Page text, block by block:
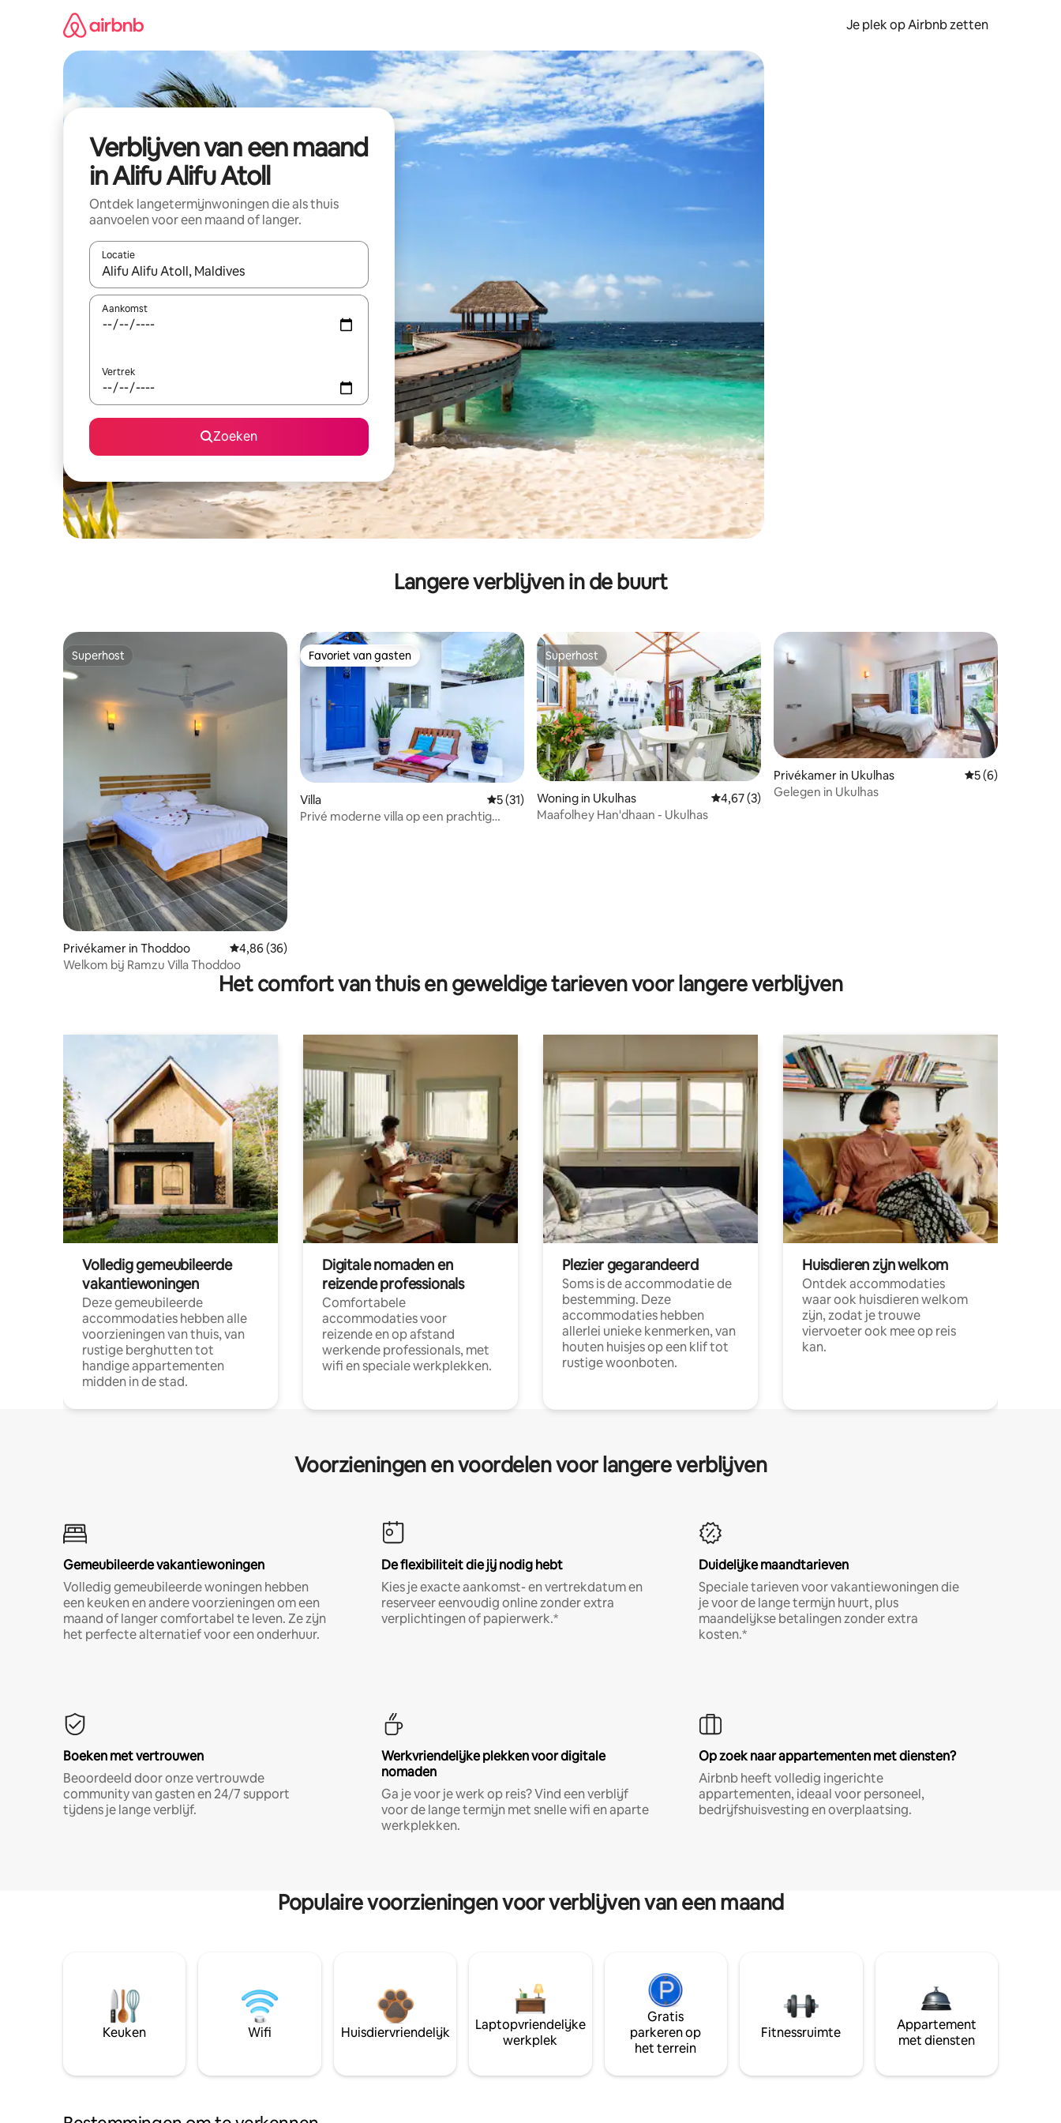
Je plek op Airbnb zetten
Verblijven van een maand
in Alifu Alifu Atoll
Ontdek langetermijnwoningen die als thuis
aanvoelen voor een maand of langer.
Locatie
Wanneer er resultaten beschikbaar zijn, maak je een keuze met je de pijltjestoetsen omhoog en omlaag, óf door te tikken of swipen.
Aankomst
Vertrek
Zoeken
Langere verblijven in de buurt
Superhost
Superhost
Privékamer in Thoddoo Gemiddelde beoordeling van 4,86 op 5, 36 recensies
4,86 (36)
Welkom bij Ramzu Villa Thoddoo
Favoriet van gasten
Favoriet van gasten
Villa Gemiddelde beoordeling van 5 op 5, 31 recensies
5 (31)
Privé moderne villa op een prachtig
Superhost
Superhost
Woning in Ukulhas Gemiddelde beoordeling van 4,67 op 5, 3 recensies
4,67 (3)
Maafolhey Han'dhaan - Ukulhas
Privékamer in Ukulhas Gemiddelde
5 (6)
Gelegen in Ukulhas
Het comfort van thuis en geweldige tarieven voor langere verblijven
Volledig gemeubileerde
vakantiewoningen
Deze gemeubileerde
accommodaties hebben alle
voorzieningen van thuis, van
rustige berghutten tot
handige appartementen
midden in de stad.
Digitale nomaden en
reizende professionals
Comfortabele
accommodaties voor
reizende en op afstand
werkende professionals, met
wifi en speciale werkplekken.
Plezier gegarandeerd
Soms is de accommodatie de
bestemming. Deze
accommodaties hebben
allerlei unieke kenmerken, van
houten huisjes op een klif tot
rustige woonboten.
Huisdieren zijn welkom
Ontdek accommodaties
waar ook huisdieren welkom
zijn, zodat je trouwe
viervoeter ook mee op reis
kan.
Voorzieningen en voordelen voor langere verblijven
Gemeubileerde vakantiewoningen
Volledig gemeubileerde woningen hebben
een keuken en andere voorzieningen om een
maand of langer comfortabel te leven. Ze zijn
het perfecte alternatief voor een onderhuur.
De flexibiliteit die jij nodig hebt
Kies je exacte aankomst- en vertrekdatum en
reserveer eenvoudig online zonder extra
verplichtingen of papierwerk.*
Duidelijke maandtarieven
Speciale tarieven voor vakantiewoningen die
je voor de lange termijn huurt, plus
maandelijkse betalingen zonder extra
kosten.*
Boeken met vertrouwen
Beoordeeld door onze vertrouwde
community van gasten en 24/7 support
tijdens je lange verblijf.
Werkvriendelijke plekken voor digitale
nomaden
Ga je voor je werk op reis? Vind een verblijf
voor de lange termijn met snelle wifi en aparte
werkplekken.
Op zoek naar appartementen met diensten?
Airbnb heeft volledig ingerichte
appartementen, ideaal voor personeel,
bedrijfshuisvesting en overplaatsing.
Populaire voorzieningen voor verblijven van een maand
Keuken Wifi Huisdiervriendelijk
Laptopvriendelijke
werkplek
Gratis
parkeren op
het terrein
Fitnessruimte
Appartement
met diensten